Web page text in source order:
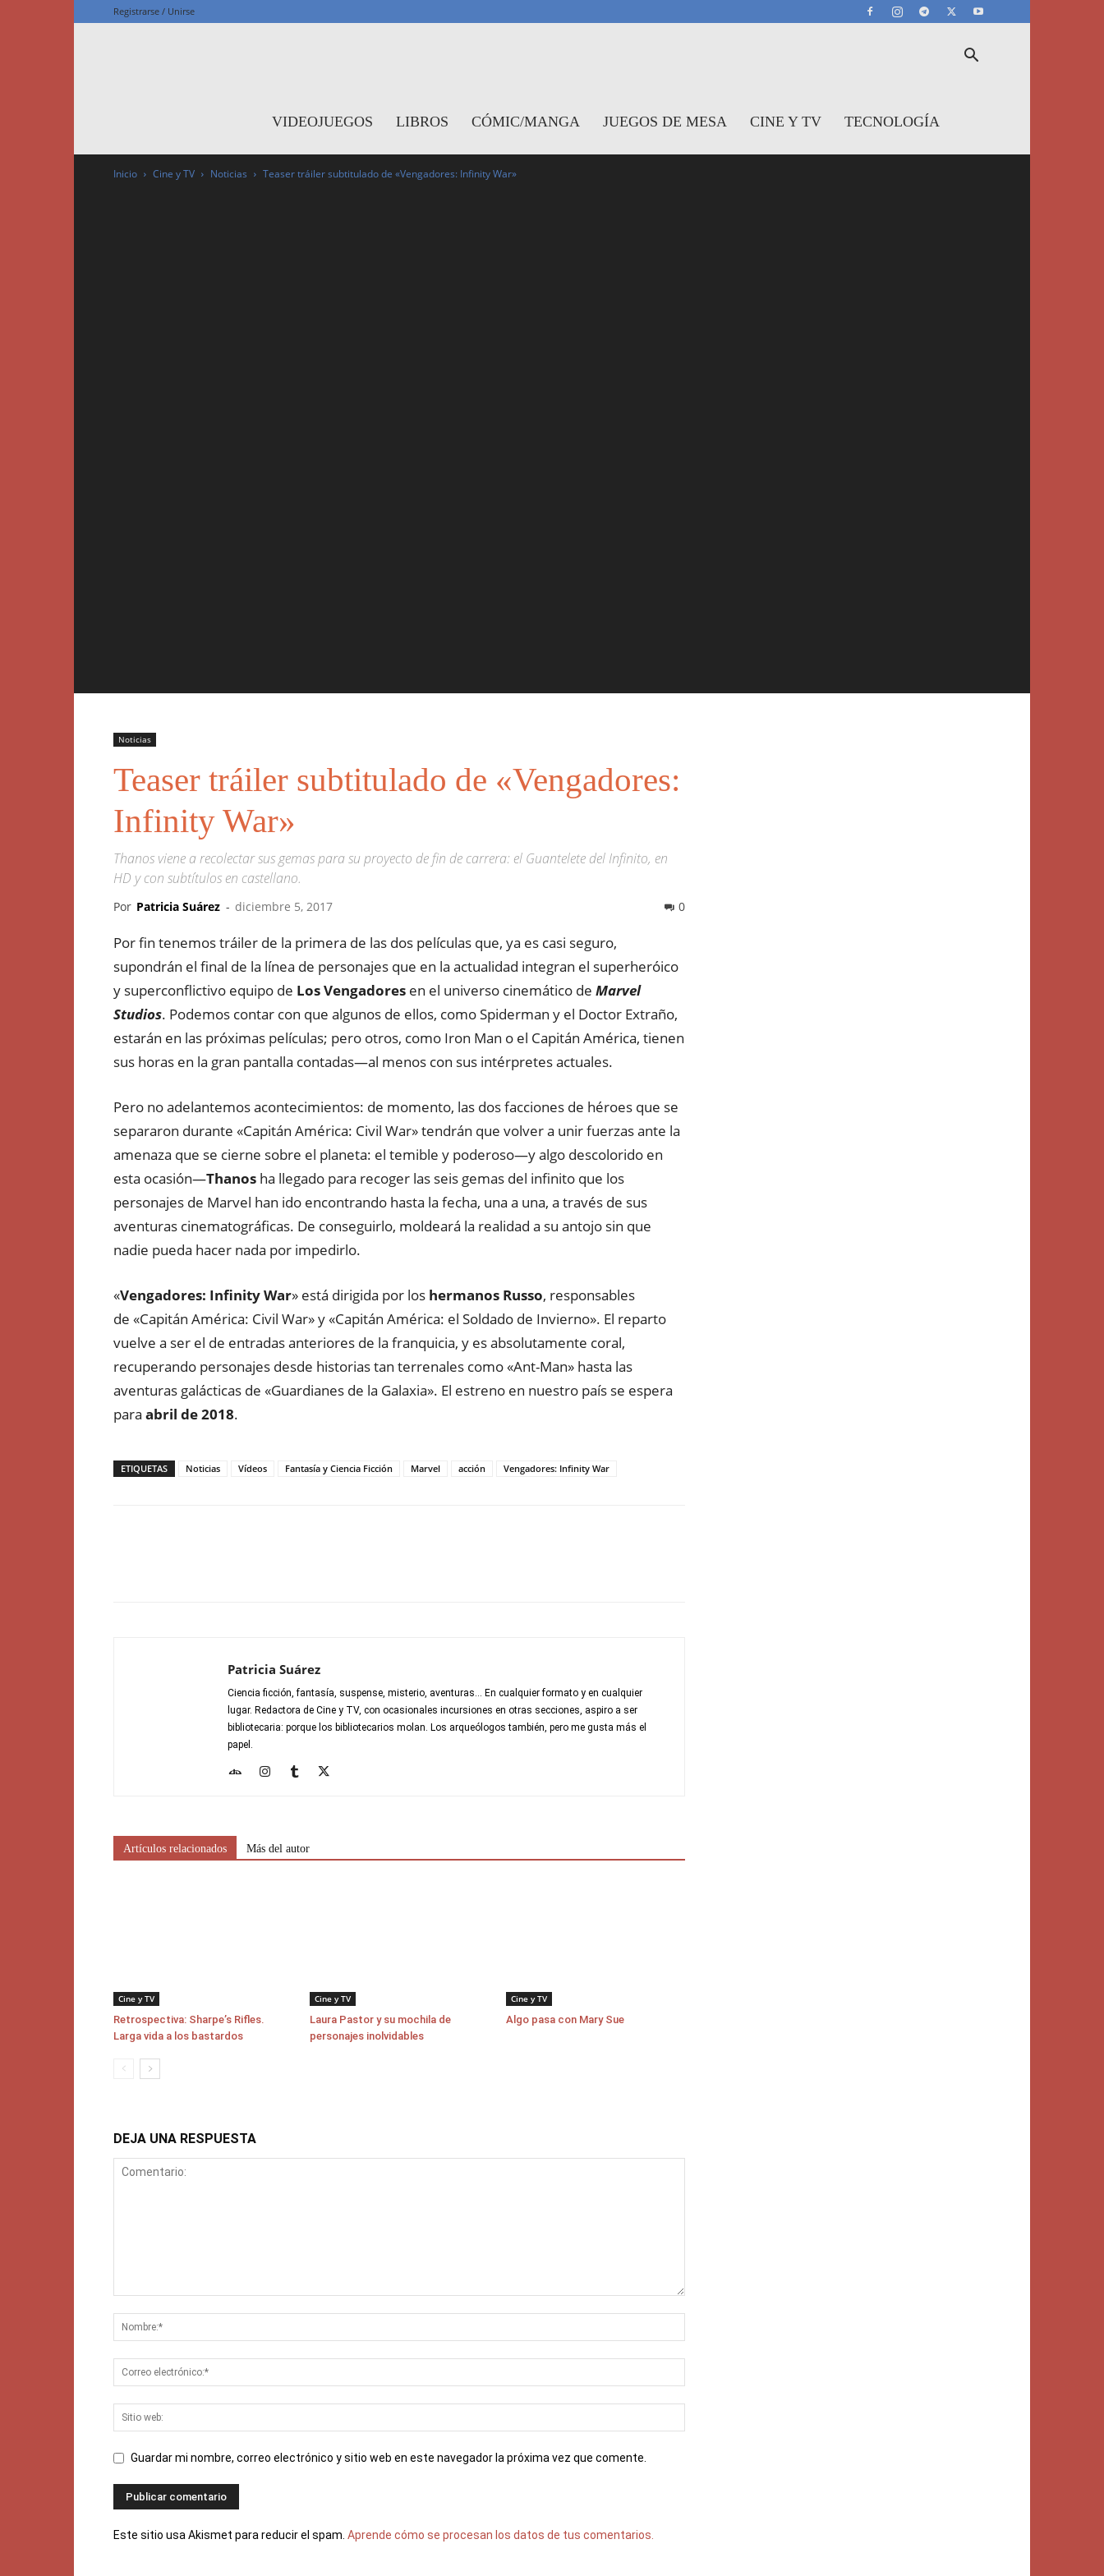
Registrarse / Unirse
VIDEOJUEGOS LIBROS CÓMIC/MANGA JUEGOS DE MESA CINE Y TV TECNOLOGÍA
Inicio Cine y TV Noticias Teaser tráiler subtitulado de «Vengadores: Infinity War»
Noticias
Teaser tráiler subtitulado de «Vengadores:
Infinity War»
Thanos viene a recolectar sus gemas para su proyecto de fin de carrera: el Guantelete del Infinito, en
HD y con subtítulos en castellano.
Por Patricia Suárez - diciembre 5, 2017 0
Por fin tenemos tráiler de la primera de las dos películas que, ya es casi seguro,
supondrán el final de la línea de personajes que en la actualidad integran el superheróico
y superconflictivo equipo de Los Vengadores en el universo cinemático de Marvel
Studios. Podemos contar con que algunos de ellos, como Spiderman y el Doctor Extraño,
estarán en las próximas películas; pero otros, como Iron Man o el Capitán América, tienen
sus horas en la gran pantalla contadas—al menos con sus intérpretes actuales.
Pero no adelantemos acontecimientos: de momento, las dos facciones de héroes que se
separaron durante «Capitán América: Civil War» tendrán que volver a unir fuerzas ante la
amenaza que se cierne sobre el planeta: el temible y poderoso—y algo descolorido en
esta ocasión—Thanos ha llegado para recoger las seis gemas del infinito que los
personajes de Marvel han ido encontrando hasta la fecha, una a una, a través de sus
aventuras cinematográficas. De conseguirlo, moldeará la realidad a su antojo sin que
nadie pueda hacer nada por impedirlo.
«Vengadores: Infinity War» está dirigida por los hermanos Russo, responsables
de «Capitán América: Civil War» y «Capitán América: el Soldado de Invierno». El reparto
vuelve a ser el de entradas anteriores de la franquicia, y es absolutamente coral,
recuperando personajes desde historias tan terrenales como «Ant-Man» hasta las
aventuras galácticas de «Guardianes de la Galaxia». El estreno en nuestro país se espera
para abril de 2018.
ETIQUETAS Noticias Vídeos Fantasía y Ciencia Ficción Marvel acción Vengadores: Infinity War
Patricia Suárez
Ciencia ficción, fantasía, suspense, misterio, aventuras... En cualquier formato y en cualquier
lugar. Redactora de Cine y TV, con ocasionales incursiones en otras secciones, aspiro a ser
bibliotecaria: porque los bibliotecarios molan. Los arqueólogos también, pero me gusta más el
papel.
Artículos relacionados Más del autor
Cine y TV
Retrospectiva: Sharpe’s Rifles.
Larga vida a los bastardos
Cine y TV
Laura Pastor y su mochila de
personajes inolvidables
Cine y TV
Algo pasa con Mary Sue
DEJA UNA RESPUESTA
Guardar mi nombre, correo electrónico y sitio web en este navegador la próxima vez que comente.
Este sitio usa Akismet para reducir el spam. Aprende cómo se procesan los datos de tus comentarios.